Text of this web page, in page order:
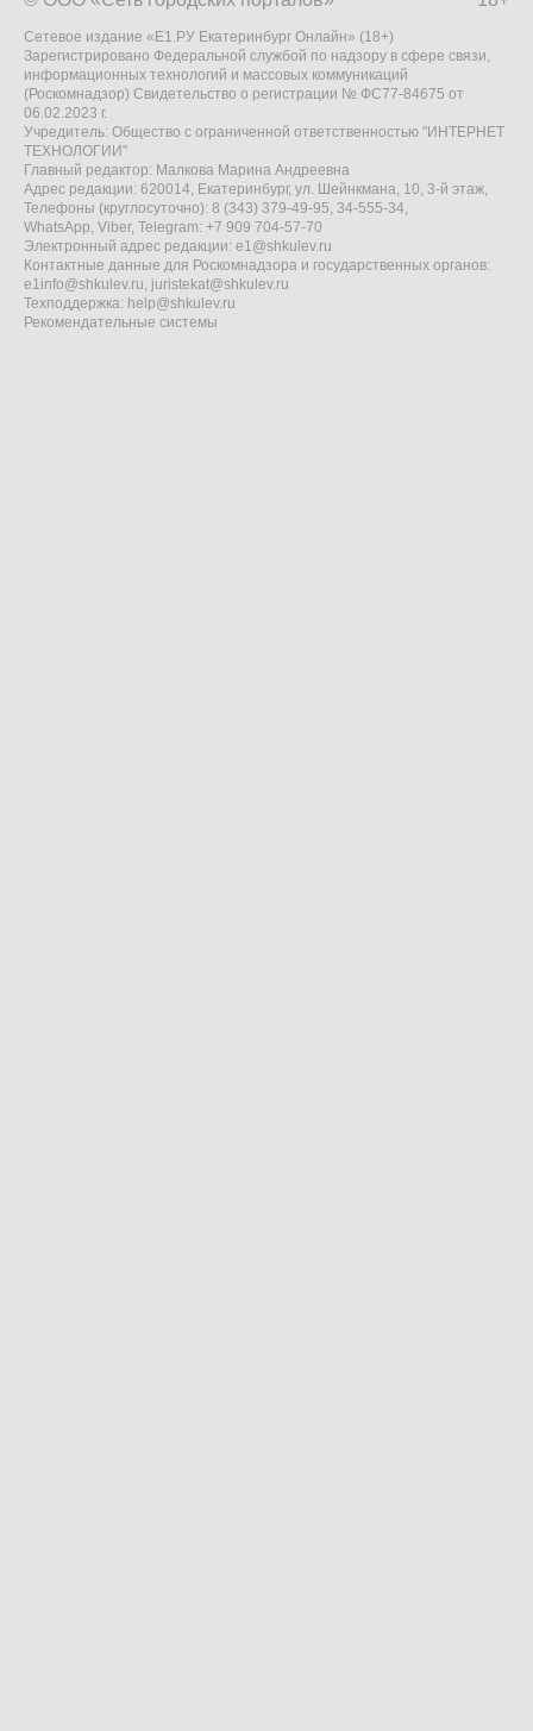
Сетевое издание «Е1.РУ Екатеринбург Онлайн» (18+)
Зарегистрировано Федеральной службой по надзору в сфере связи,
информационных технологий и массовых коммуникаций
(Роскомнадзор) Свидетельство о регистрации № ФС77-84675 от
06.02.2023 г.
Учредитель: Общество с ограниченной ответственностью "ИНТЕРНЕТ
ТЕХНОЛОГИИ"
Главный редактор: Малкова Марина Андреевна
Адрес редакции: 620014, Екатеринбург, ул. Шейнкмана, 10, 3-й этаж,
Телефоны (круглосуточно): 8 (343) 379-49-95, 34-555-34,
WhatsApp, Viber, Telegram: +7 909 704-57-70
Электронный адрес редакции: e1@shkulev.ru
Контактные данные для Роскомнадзора и государственных органов:
e1info@shkulev.ru, juristekat@shkulev.ru
Техподдержка: help@shkulev.ru
Рекомендательные системы